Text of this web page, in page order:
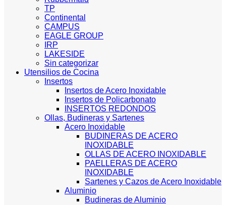
TP
Continental
CAMPUS
EAGLE GROUP
IRP
LAKESIDE
Sin categorizar
Utensilios de Cocina
Insertos
Insertos de Acero Inoxidable
Insertos de Policarbonato
INSERTOS REDONDOS
Ollas, Budineras y Sartenes
Acero Inoxidable
BUDINERAS DE ACERO
INOXIDABLE
OLLAS DE ACERO INOXIDABLE
PAELLERAS DE ACERO
INOXIDABLE
Sartenes y Cazos de Acero Inoxidable
Aluminio
Budineras de Aluminio